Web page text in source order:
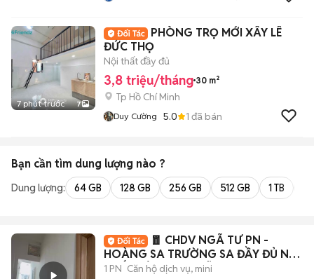
7 phút trước 7
PHÒNG TRỌ MỚI XÂY LÊ
ĐỨC THỌ
Nội thất đầy đủ
3,8 triệu/tháng 30 m²
Tp Hồ Chí Minh
Duy Cường 5.0 1 đã bán
Bạn cần tìm dung lượng nào ?
Dung lượng: 64 GB 128 GB 256 GB 512 GB 1 TB
🧧 CHDV NGÃ TƯ PN -
HOÀNG SA TRƯỜNG SA ĐẦY ĐỦ NỘI
THẤT SIÊU RỘNG RÃI
1 PN Căn hộ dịch vụ, mini